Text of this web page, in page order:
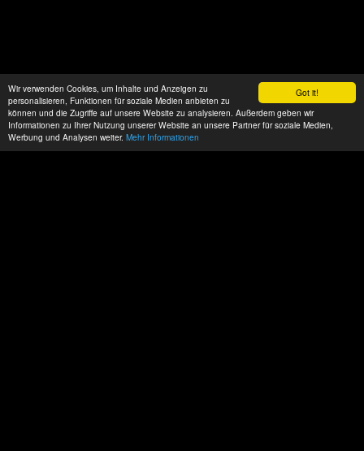
Got it!
Wir verwenden Cookies, um Inhalte und Anzeigen zu
personalisieren, Funktionen für soziale Medien anbieten zu
können und die Zugriffe auf unsere Website zu analysieren. Außerdem geben wir
Informationen zu Ihrer Nutzung unserer Website an unsere Partner für soziale Medien,
Werbung und Analysen weiter. Mehr Informationen